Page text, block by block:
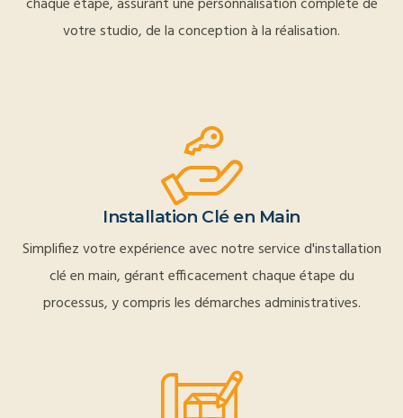
votre studio, de la conception à la réalisation.
Installation Clé en Main
Simplifiez votre expérience avec notre service d'installation
clé en main, gérant efficacement chaque étape du
processus, y compris les démarches administratives.